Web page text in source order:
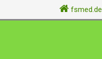
fsmed.de